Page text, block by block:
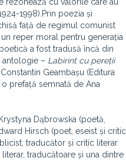
1998).Prin poezia și
față de regimul comunist
reper moral pentru generația
a fost tradusă încă din
antologie – Labirint cu pereții
Geambașu (Editura
prefață semnată de Ana
Dąbrowska (poetă,
Hirsch (poet, eseist și critic
traducător și critic literar
traducătoare și una dintre